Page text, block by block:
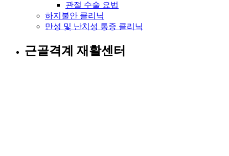
관절 수술 요법
하지불안 클리닉
만성 및 난치성 통증 클리닉
근골격계 재활센터